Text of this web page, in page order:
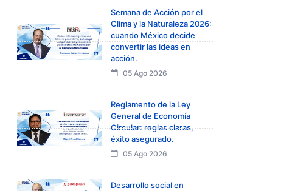
Semana de Acción por el
Clima y la Naturaleza 2026:
cuando México decide
convertir las ideas en
acción.
05 Ago 2026
Reglamento de la Ley
General de Economía
Circular: reglas claras,
éxito asegurado.
05 Ago 2026
Desarrollo social en